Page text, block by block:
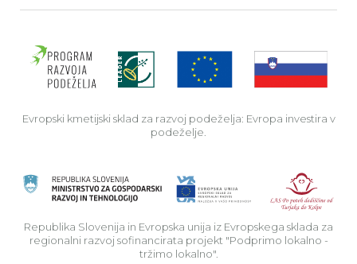
Evropski kmetijski sklad za razvoj podeželja: Evropa investira v
podeželje.
Republika Slovenija in Evropska unija iz Evropskega sklada za
regionalni razvoj sofinancirata projekt "Podprimo lokalno -
tržimo lokalno".